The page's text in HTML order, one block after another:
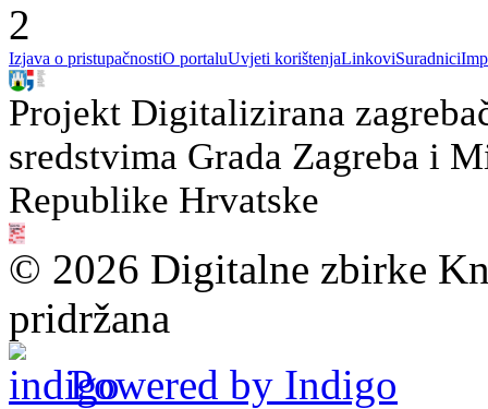
2
Izjava o pristupačnostiO portaluUvjeti korištenjaLinkoviSuradnici
Projekt Digitalizirana
sredstvima Grada Zagreba i
Republike Hrvatske
© 2026 Digitalne zbirke
pridržana
Powered by Indigo